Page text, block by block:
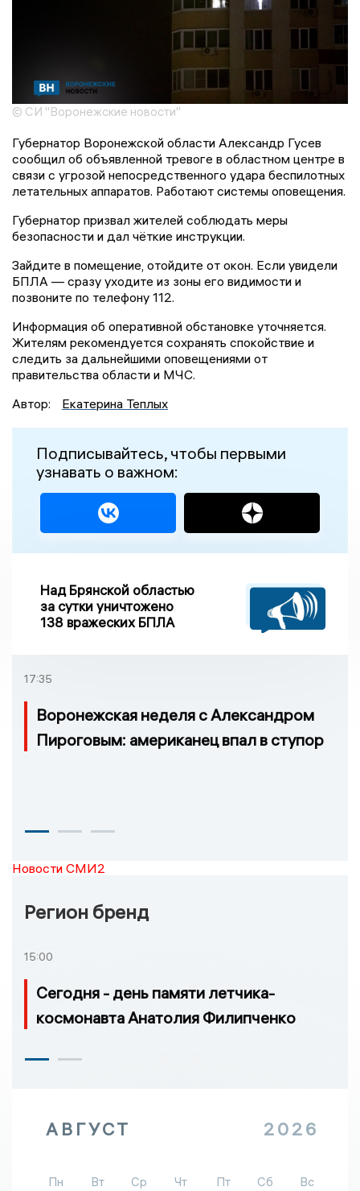
© СИ "Воронежские новости"
Губернатор Воронежской области Александр Гусев
сообщил об объявленной тревоге в областном центре в
связи с угрозой непосредственного удара беспилотных
летательных аппаратов. Работают системы оповещения.
Губернатор призвал жителей соблюдать меры
безопасности и дал чёткие инструкции.
Зайдите в помещение, отойдите от окон. Если увидели
БПЛА — сразу уходите из зоны его видимости и
позвоните по телефону 112.
Информация об оперативной обстановке уточняется.
Жителям рекомендуется сохранять спокойствие и
следить за дальнейшими оповещениями от
правительства области и МЧС.
Автор:
Екатерина Теплых
Подписывайтесь, чтобы первыми
узнавать о важном:
Над Брянской областью
за сутки уничтожено
138 вражеских БПЛА
17:35
Воронежская неделя с Александром
Пироговым: американец впал в ступор
Новости СМИ2
Регион бренд
15:00
Сегодня - день памяти летчика-
космонавта Анатолия Филипченко
АВГУСТ 2026
Пн Вт Ср Чт Пт Сб Вс